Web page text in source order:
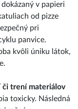
v papieri
od pizze
pri
panvice.
kvôli úniku látok,
či trení materiálov
toxicky. Následná